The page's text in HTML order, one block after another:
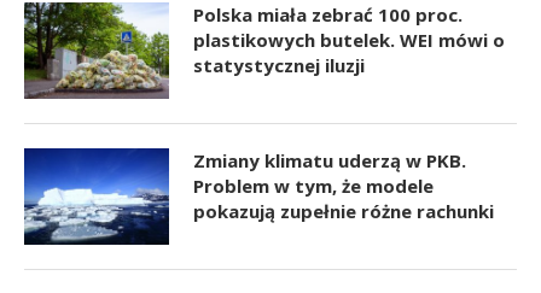
Polska miała zebrać 100 proc.
plastikowych butelek. WEI mówi o
statystycznej iluzji
Zmiany klimatu uderzą w PKB.
Problem w tym, że modele
pokazują zupełnie różne rachunki